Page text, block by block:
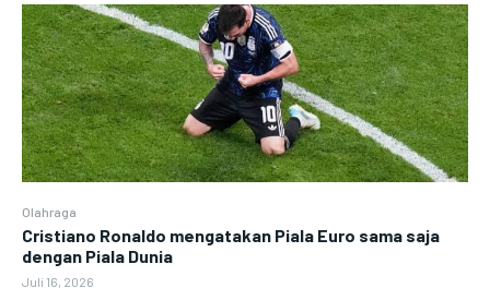
Olahraga
Cristiano Ronaldo mengatakan Piala Euro sama saja
dengan Piala Dunia
Juli 16, 2026